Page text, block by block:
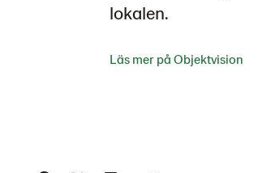
lokalen.
Läs mer på Objektvision